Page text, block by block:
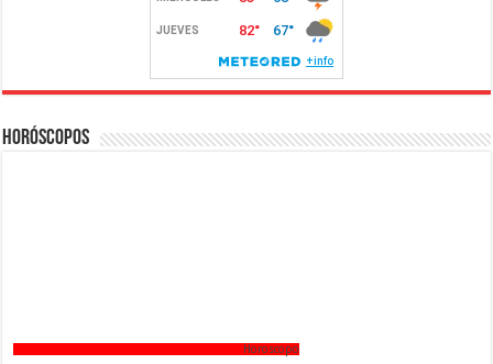
Horóscopos
Horoscopo